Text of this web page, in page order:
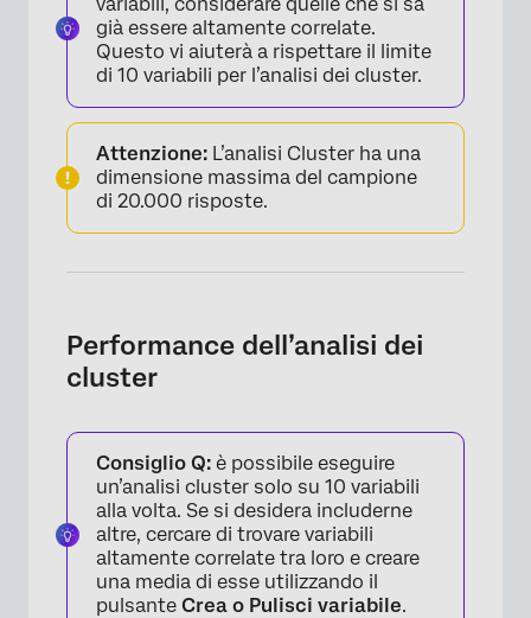
già essere altamente correlate.
Questo vi aiuterà a rispettare il limite
di 10 variabili per l’analisi dei cluster.
Attenzione: L’analisi Cluster ha una
dimensione massima del campione
di 20.000 risposte.
Performance dell’analisi dei
cluster
Consiglio Q: è possibile eseguire
un’analisi cluster solo su 10 variabili
alla volta. Se si desidera includerne
altre, cercare di trovare variabili
altamente correlate tra loro e creare
una media di esse utilizzando il
pulsante Crea o Pulisci variabile.